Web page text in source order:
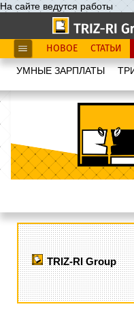
На сайте ведутся работы
НОВОЕ СТАТЬИ
УМНЫЕ ЗАРПЛАТЫ
TRIZ-RI Group